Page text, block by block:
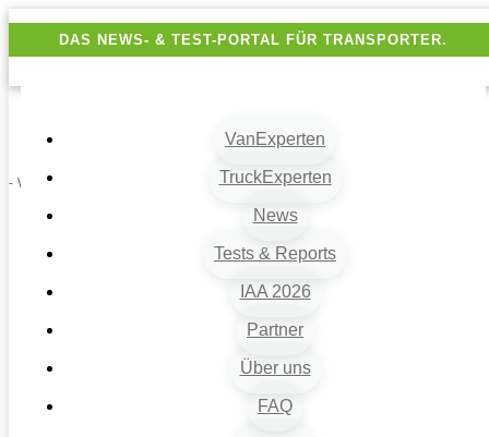
DAS NEWS- & TEST-PORTAL FÜR TRANSPORTER.
VanExperten
TruckExperten
News
Tests & Reports
IAA 2026
Partner
Über uns
FAQ
- Werbung -